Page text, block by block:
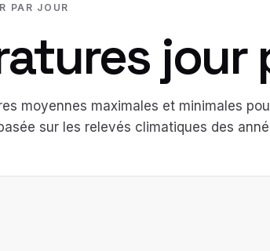
PAR JOUR
jour
moyennes maximales et minimales
sur les relevés climatiques des